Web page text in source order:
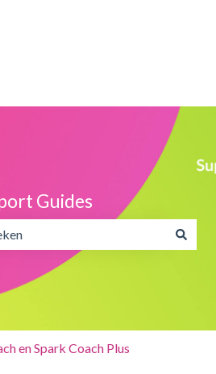
tonen voor vertalingen
Guides
want het zoekveld is leeg.
en Spark Coach Plus